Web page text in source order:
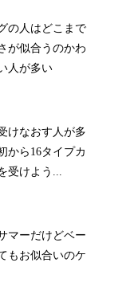
の人はどこまで
が似合うのかわ
人が多い
けなおす人が多
から16タイプカ
受けよう...
マーだけどベー
もお似合いのケ